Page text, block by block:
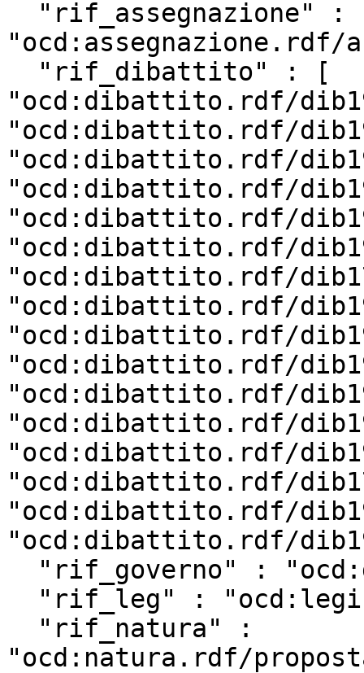
"ocd:assegnazione.rdf/
"ocd:dibattito.rdf/
"ocd:dibattito.rdf/
"ocd:dibattito.rdf/
"ocd:dibattito.rdf/
"ocd:dibattito.rdf/
"ocd:dibattito.rdf/
"ocd:dibattito.rdf/
"ocd:dibattito.rdf/
"ocd:dibattito.rdf/
"ocd:dibattito.rdf/
"ocd:dibattito.rdf/
"ocd:dibattito.rdf/
"ocd:dibattito.rdf/
"ocd:dibattito.rdf/
"ocd:dibattito.rdf/
"ocd:dibattito.rdf/
"ocd:natura.rdf/